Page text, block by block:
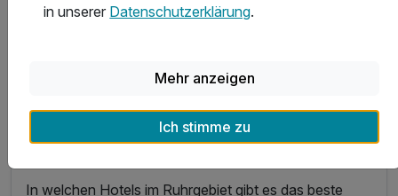
In welchen Hotels im Ruhrgebiet gibt es das beste
in unserer Datenschutzerklärung.
Mehr anzeigen
Ich stimme zu